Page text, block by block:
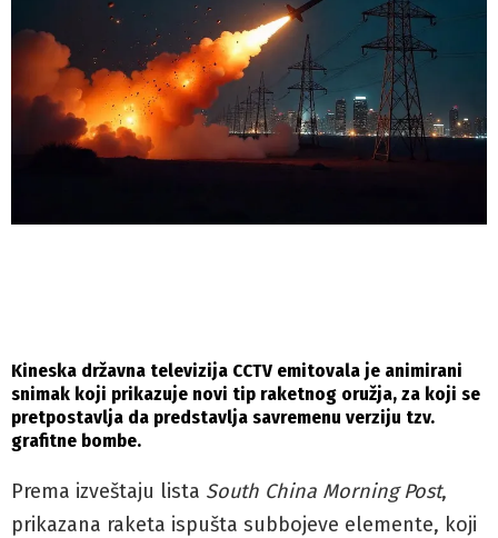
Kineska državna televizija CCTV emitovala je animirani
snimak koji prikazuje novi tip raketnog oružja, za koji se
pretpostavlja da predstavlja savremenu verziju tzv.
grafitne bombe.
Prema izveštaju lista South China Morning Post,
prikazana raketa ispušta subbojeve elemente, koji